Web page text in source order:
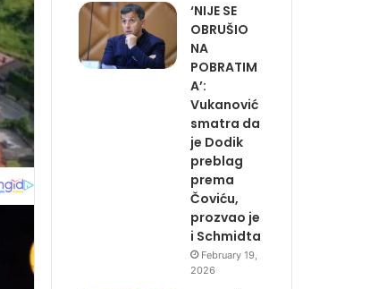
‘NIJE SE
OBRUŠIO
NA
POBRATIM
A’:
Vukanović
smatra da
je Dodik
preblag
prema
Čoviću,
prozvao je
i Schmidta
February 19,
2026